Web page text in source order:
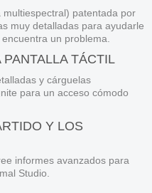
patentada por
muy detalladas para ayudarle
un problema.
TÁCTIL
y cárguelas
para un acceso cómodo
Y LOS
informes avanzados para
Studio.